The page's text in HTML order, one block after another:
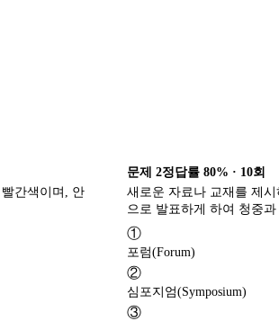
간색이며, 안
문제 2정답률 80% · 10회
새로운 자료나 교재를 제
으로 발표하게 하여 청중
①
포럼(Forum)
②
심포지엄(Symposium)
③